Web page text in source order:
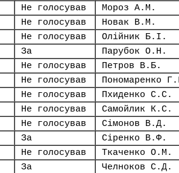
Не голосував Мороз А.М.
Не голосував Новак В.М.
Не голосував Олійник Б.І.
За Парубок О.Н.
Не голосував Петров В.Б.
Не голосував Пономаренко
Не голосував Пхиденко С.С.
Не голосував Самойлик К.С.
Не голосував Сімонов В.Д.
За Сіренко В.Ф.
Не голосував Ткаченко О.М.
За Челноков С.Д.